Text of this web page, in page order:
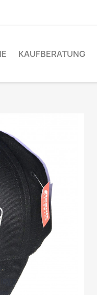
KAUFBERATUNG